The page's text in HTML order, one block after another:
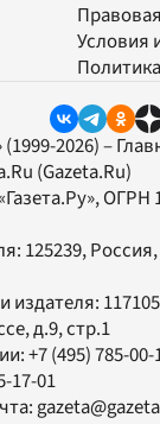
Условия
2026) –
(Gazeta.Ru)
, ОГРН
125239,
издателя: 117105
д.9, стр.1
+7 (495) 785-00-
17-01